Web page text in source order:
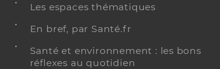
Les espaces thématiques
En bref, par Santé.fr
Santé et environnement : les bons
réflexes au quotidien